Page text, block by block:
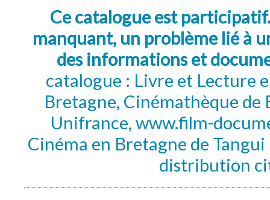
Ce catalogue est
manquant, un problème lié à
des informations et
catalogue : Livre et Lecture
Bretagne, Cinémathèque de
Unifrance, www.film-
Cinéma en Bretagne de
distribution